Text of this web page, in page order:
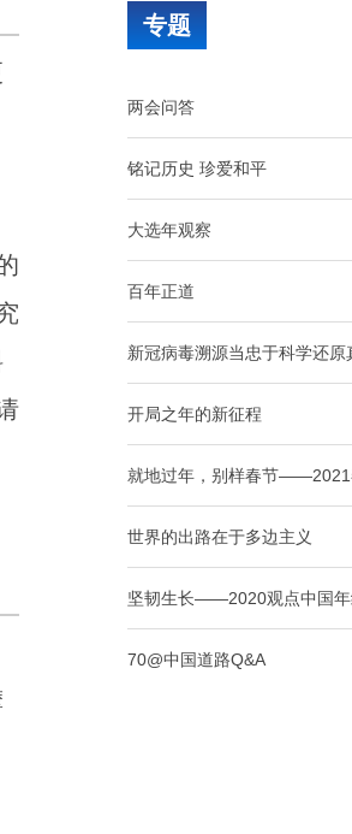
选择专业，别因“热门”窄化“热
以鲜明的问题导向加强自身建
上半年3.6万亿元经济增量，
专题
两会问答
铭记历史 珍爱和平
大选年观察
百年正道
新冠病毒溯源当忠于科学还原
开局之年的新征程
就地过年，别样春节——2021
世界的出路在于多边主义
坚韧生长——2020观点中国年
70@中国道路Q&A